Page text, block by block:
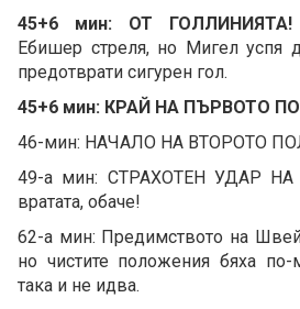
45+6 мин: ОТ ГОЛЛИНИЯТА!
Ебишер стреля, но Мигел успя
предотврати сигурен гол.
45+6 мин: КРАЙ НА ПЪРВОТО
46-мин: НАЧАЛО НА ВТОРОТО
49-а мин: СТРАХОТЕН УДАР
вратата, обаче!
62-а мин: Предимството на
но чистите положения бяха
така и не идва.